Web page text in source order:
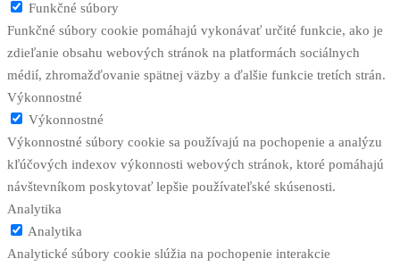
Funkčné súbory
Funkčné súbory cookie pomáhajú vykonávať určité funkcie, ako je
zdieľanie obsahu webových stránok na platformách sociálnych
médií, zhromažďovanie spätnej väzby a ďalšie funkcie tretích strán.
Výkonnostné
Výkonnostné
Výkonnostné súbory cookie sa používajú na pochopenie a analýzu
kľúčových indexov výkonnosti webových stránok, ktoré pomáhajú
návštevníkom poskytovať lepšie používateľské skúsenosti.
Analytika
Analytika
Analytické súbory cookie slúžia na pochopenie interakcie